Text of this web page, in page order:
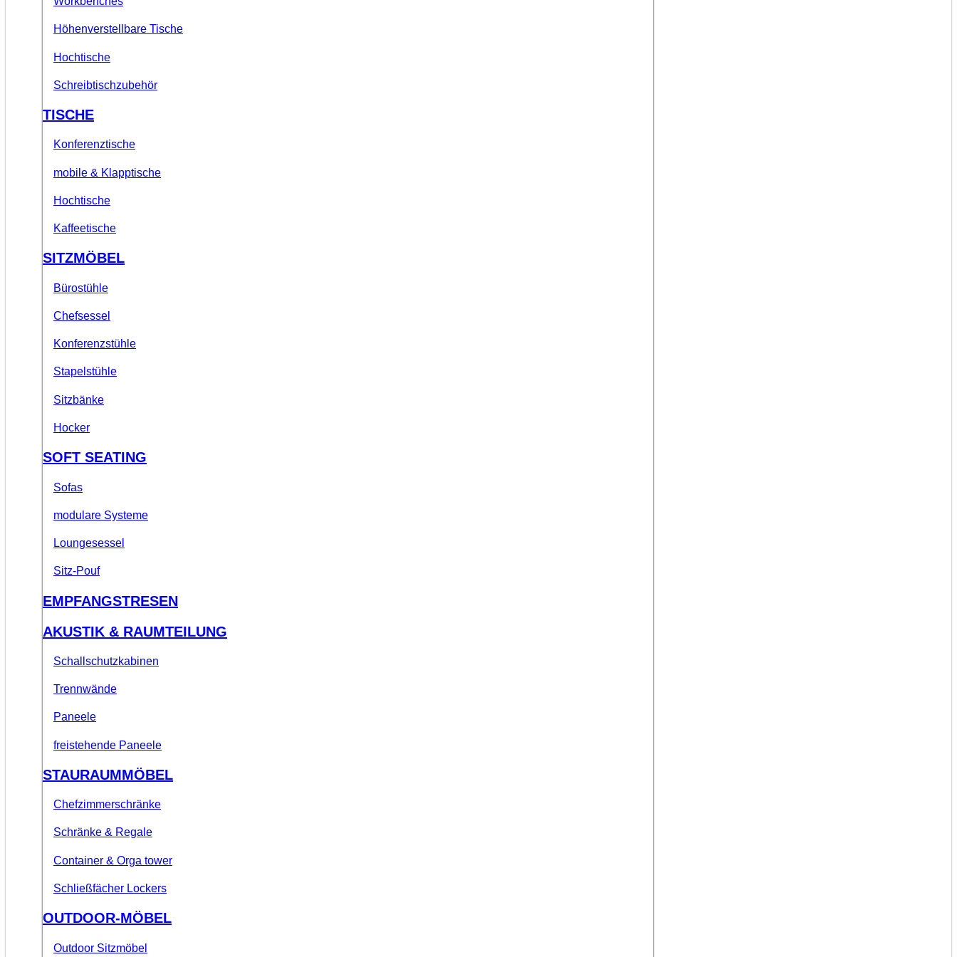
Höhenverstellbare Tische
Hochtische
Schreibtischzubehör
TISCHE
Konferenztische
mobile & Klapptische
Hochtische
Kaffeetische
SITZMÖBEL
Bürostühle
Chefsessel
Konferenzstühle
Stapelstühle
Sitzbänke
Hocker
SOFT SEATING
Sofas
modulare Systeme
Loungesessel
Sitz-Pouf
EMPFANGSTRESEN
AKUSTIK & RAUMTEILUNG
Schallschutzkabinen
Trennwände
Paneele
freistehende Paneele
STAURAUMMÖBEL
Chefzimmerschränke
Schränke & Regale
Container & Orga tower
Schließfächer Lockers
OUTDOOR-MÖBEL
Outdoor Sitzmöbel